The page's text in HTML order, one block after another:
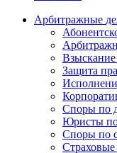
Арбитражные
Защита
Споры по
Юристы
Споры по